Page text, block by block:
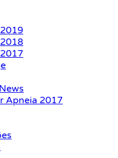
Apneia 2017